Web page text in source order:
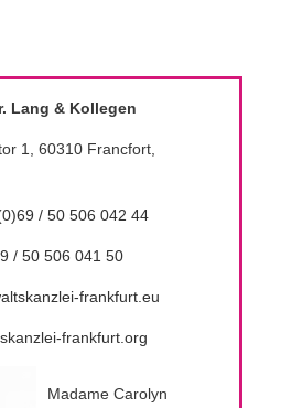
Lang & Kollegen
1, 60310 Francfort,
/ 50 506 042 44
/ 50 506 041 50
frankfurt.eu
frankfurt.org
Madame Carolyn